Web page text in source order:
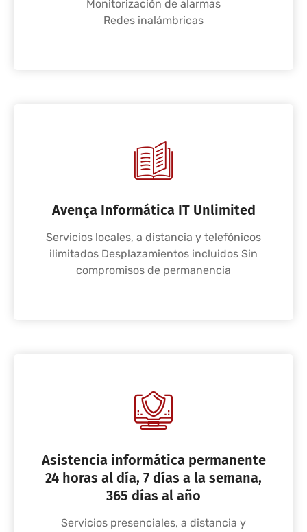
Monitorización de alarmas
Redes inalámbricas
Avença Informática IT Unlimited
Servicios locales, a distancia y telefónicos
ilimitados Desplazamientos incluidos Sin
compromisos de permanencia
Asistencia informática permanente
24 horas al día, 7 días a la semana,
365 días al año
Servicios presenciales, a distancia y